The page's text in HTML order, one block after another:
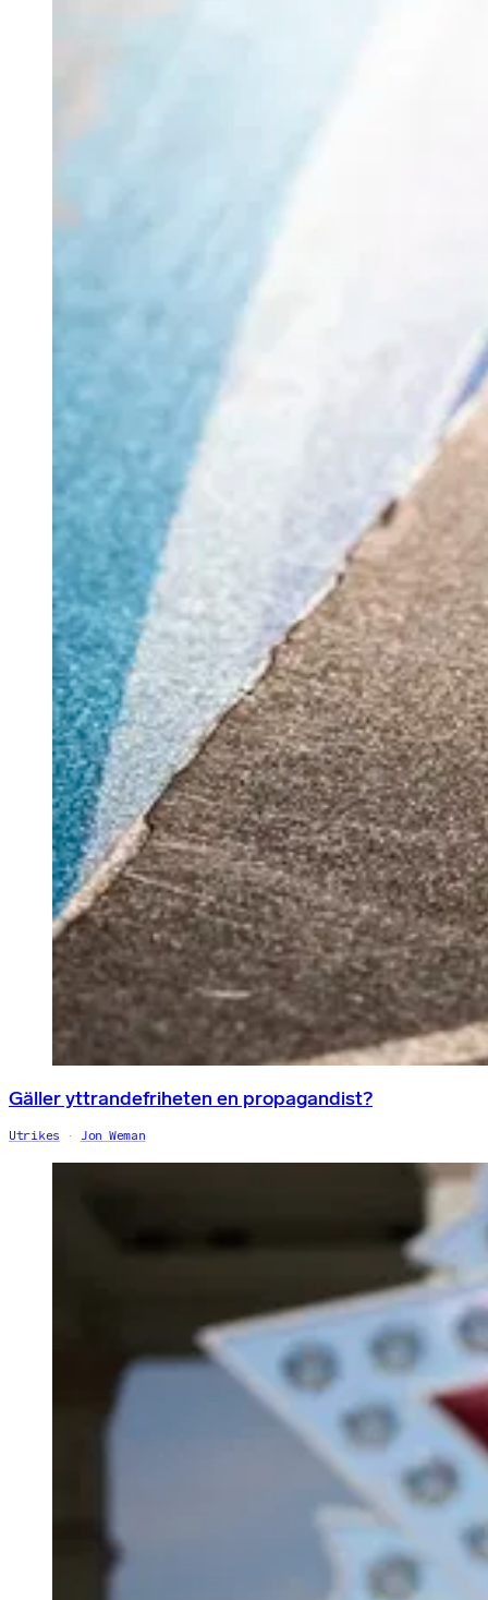
Gäller yttrandefriheten en propagandist?
Utrikes Jon Weman